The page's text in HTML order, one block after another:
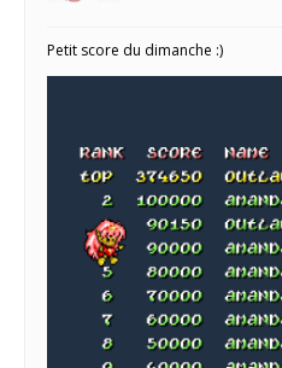
Petit score du dimanche :)